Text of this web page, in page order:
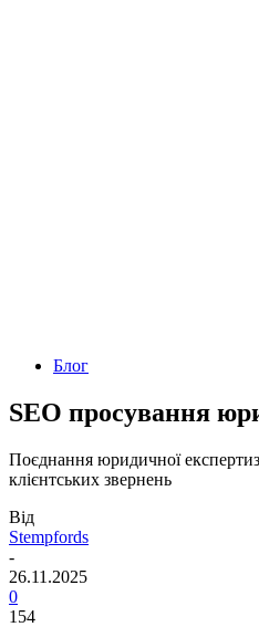
Блог
SEO просування
Поєднання юридичної
клієнтських звернень
Від
Stempfords
-
26.11.2025
0
154